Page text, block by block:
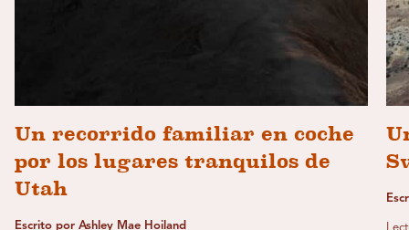
Un recorrido familiar en coche
por los lugares tranquilos de
Utah
Escrito por Ashley Mae Hoiland